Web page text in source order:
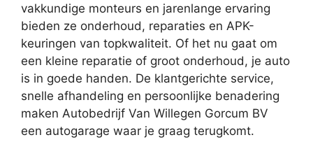
vakkundige monteurs en jarenlange ervaring
bieden ze onderhoud, reparaties en APK-
keuringen van topkwaliteit. Of het nu gaat om
een kleine reparatie of groot onderhoud, je auto
is in goede handen. De klantgerichte service,
snelle afhandeling en persoonlijke benadering
maken Autobedrijf Van Willegen Gorcum BV
een autogarage waar je graag terugkomt.